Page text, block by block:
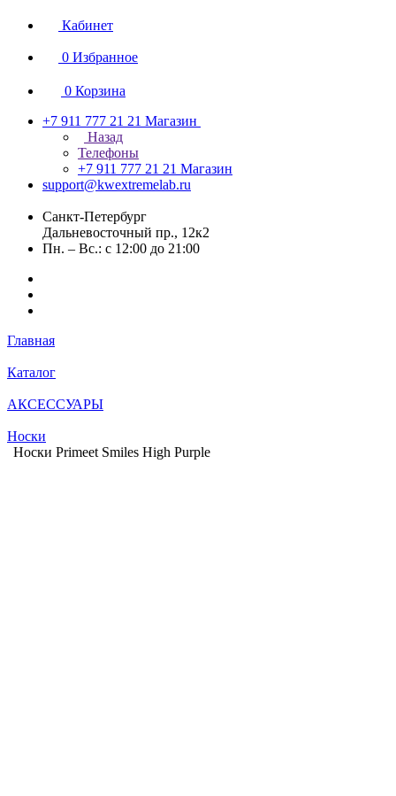
Кабинет
0 Избранное
0 Корзина
+7 911 777 21 21 Магазин
Назад
Телефоны
+7 911 777 21 21 Магазин
support@kwextremelab.ru
Санкт-Петербург
Дальневосточный пр., 12к2
Пн. – Вс.: с 12:00 до 21:00
Главная
Каталог
АКСЕССУАРЫ
Носки
Носки Primeet Smiles High Purple